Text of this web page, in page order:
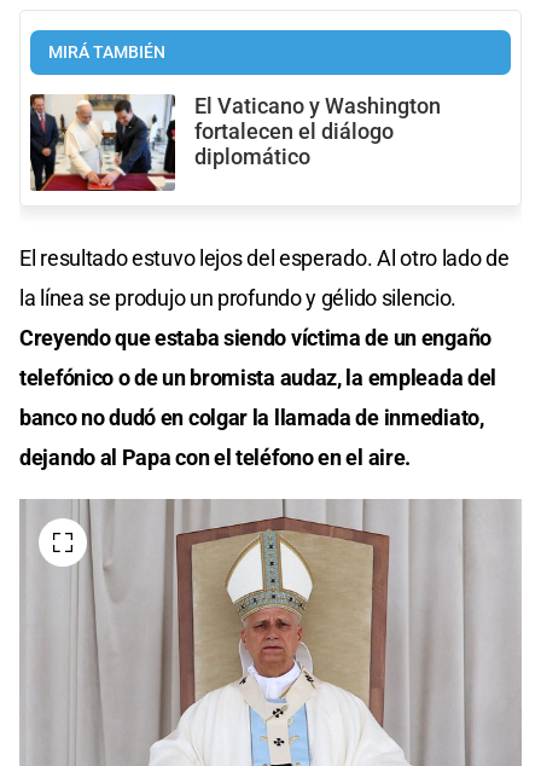
MIRÁ TAMBIÉN
El Vaticano y Washington
fortalecen el diálogo
diplomático
El resultado estuvo lejos del esperado. Al otro lado de
la línea se produjo un profundo y gélido silencio.
Creyendo que estaba siendo víctima de un engaño
telefónico o de un bromista audaz, la empleada del
banco no dudó en colgar la llamada de inmediato,
dejando al Papa con el teléfono en el aire.